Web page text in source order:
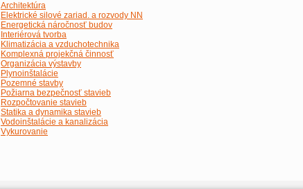
Architektúra
Elektrické silové zariad. a rozvody NN
Energetická náročnosť budov
Interiérová tvorba
Klimatizácia a vzduchotechnika
Komplexná projekčná činnosť
Organizácia výstavby
Plynoinštalácie
Pozemné stavby
Požiarna bezpečnosť stavieb
Rozpočtovanie stavieb
Statika a dynamika stavieb
Vodoinštalácie a kanalizácia
Vykurovanie